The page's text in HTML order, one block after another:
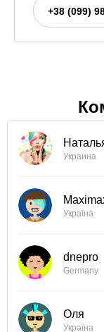
+38 (099)
Украина
Україна
dnepro
Germany
Оля
Україна